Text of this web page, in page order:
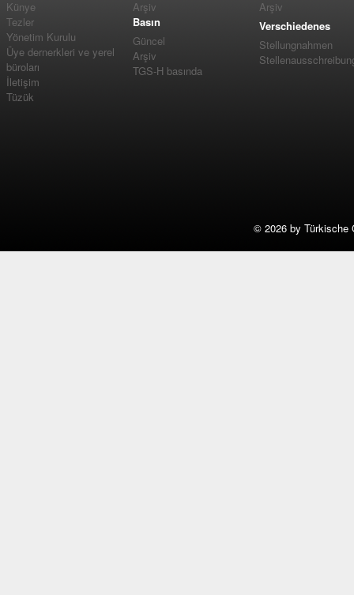
Künye
Tezler
Yönetim Kurulu
Üye dernerkleri ve yerel
büroları
İletişim
Tüzük
Arşiv
Basın
Güncel
Arşiv
TGS-H basında
Arşiv
Verschiedenes
Stellungnahmen
© 2026 by Türkische